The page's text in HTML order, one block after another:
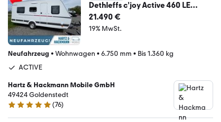
Dethleffs c'joy Active 460 LE
"AUTARK"
21.490 €
19% MwSt.
Neufahrzeug • Wohnwagen • 6.750 mm • Bis 1.360 kg
ACTIVE
Hartz & Hackmann Mobile GmbH
49424 Goldenstedt
4.8 Sterne
(76)